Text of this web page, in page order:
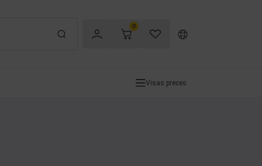
0
Visas preces